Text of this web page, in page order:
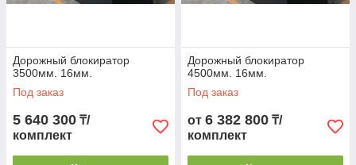
Дорожный блокиратор
3500мм. 16мм.
Под заказ
5 640 300 ₸/
комплект
Дорожный блокиратор
4500мм. 16мм.
Под заказ
от 6 382 800 ₸/
комплект